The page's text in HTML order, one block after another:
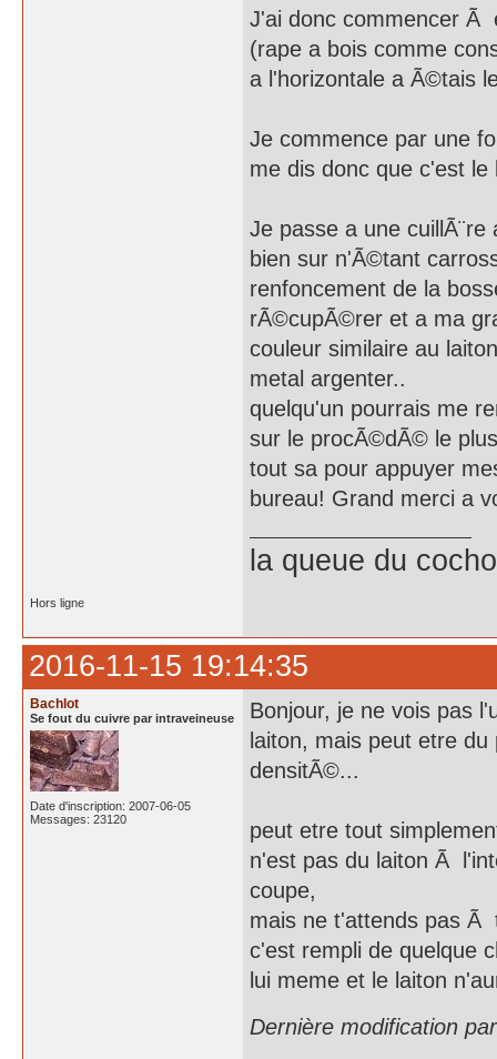
J'ai donc commencer Ã
(rape a bois comme
a l'horizontale a Ã©tais
Je commence par une
me dis donc que c'est
Je passe a une
bien sur n'Ã©tant
renfoncement de la
rÃ©cupÃ©rer et a ma
couleur similaire au
metal argenter..
quelqu'un pourrais me
sur le procÃ©dÃ© le
tout sa pour appuyer
bureau! Grand merci a
la queue du
Hors ligne
2016-11-15 19:14:35
Bachlot
Se fout du cuivre par intraveineuse
Date d'inscription: 2007-06-05
Messages: 23120
Bonjour, je ne vois pas
laiton, mais peut etre
densitÃ©...
peut etre tout
n'est pas du laiton Ã
coupe,
mais ne t'attends pas Ã
c'est rempli de quelque
lui meme et le laiton
Dernière modification